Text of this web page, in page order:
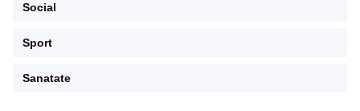
Social
Sport
Sanatate